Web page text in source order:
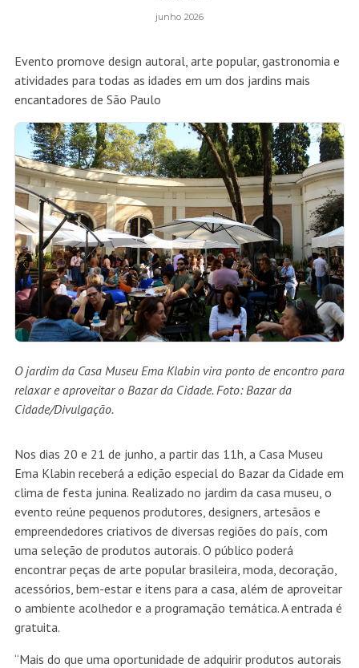
junho 2026
Evento promove design autoral, arte popular, gastronomia e
atividades para todas as idades em um dos jardins mais
encantadores de São Paulo
O jardim da Casa Museu Ema Klabin vira ponto de encontro para
relaxar e aproveitar o Bazar da Cidade. Foto: Bazar da
Cidade/Divulgação.
Nos dias 20 e 21 de junho, a partir das 11h, a Casa Museu
Ema Klabin receberá a edição especial do Bazar da Cidade em
clima de festa junina. Realizado no jardim da casa museu, o
evento reúne pequenos produtores, designers, artesãos e
empreendedores criativos de diversas regiões do país, com
uma seleção de produtos autorais. O público poderá
encontrar peças de arte popular brasileira, moda, decoração,
acessórios, bem-estar e itens para a casa, além de aproveitar
o ambiente acolhedor e a programação temática. A entrada é
gratuita.
“Mais do que uma oportunidade de adquirir produtos autorais